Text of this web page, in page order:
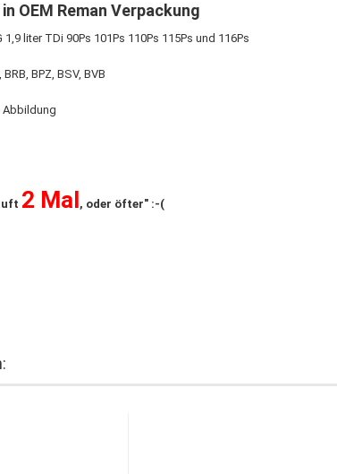
OEM Reman Verpackung
1,9 liter TDi 90Ps 101Ps 110Ps 115Ps und 116Ps
BPZ, BSV, BVB
Abbildung
2 Mal, oder öfter" :-(